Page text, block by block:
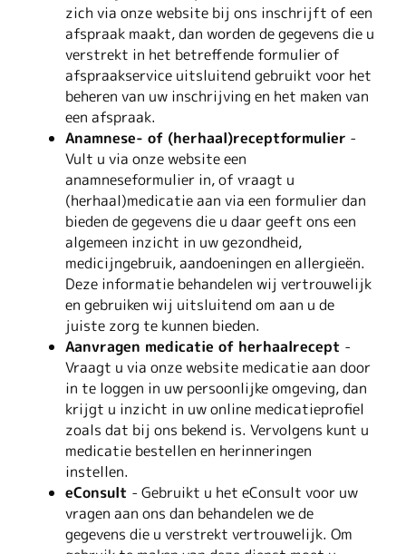
zich via onze website bij ons inschrijft of een
afspraak maakt, dan worden de gegevens die u
verstrekt in het betreffende formulier of
afspraakservice uitsluitend gebruikt voor het
beheren van uw inschrijving en het maken van
een afspraak.
Anamnese- of (herhaal)receptformulier -
Vult u via onze website een
anamneseformulier in, of vraagt u
(herhaal)medicatie aan via een formulier dan
bieden de gegevens die u daar geeft ons een
algemeen inzicht in uw gezondheid,
medicijngebruik, aandoeningen en allergieën.
Deze informatie behandelen wij vertrouwelijk
en gebruiken wij uitsluitend om aan u de
juiste zorg te kunnen bieden.
Aanvragen medicatie of herhaalrecept -
Vraagt u via onze website medicatie aan door
in te loggen in uw persoonlijke omgeving, dan
krijgt u inzicht in uw online medicatieprofiel
zoals dat bij ons bekend is. Vervolgens kunt u
medicatie bestellen en herinneringen
instellen.
eConsult - Gebruikt u het eConsult voor uw
vragen aan ons dan behandelen we de
gegevens die u verstrekt vertrouwelijk. Om